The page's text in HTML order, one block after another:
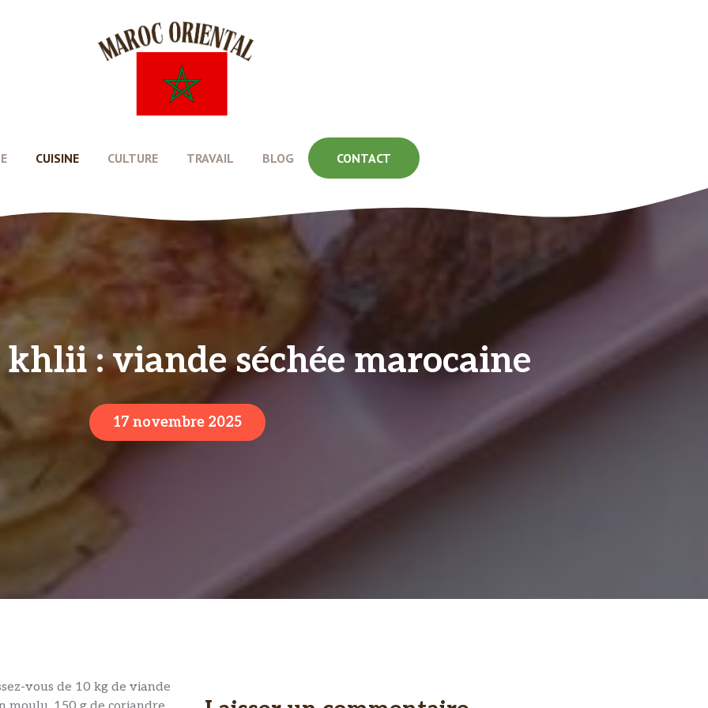
CUISINE CULTURE TRAVAIL BLOG CONTACT
khlii : viande séchée marocaine
17 novembre 2025
vous de 10 kg de viande